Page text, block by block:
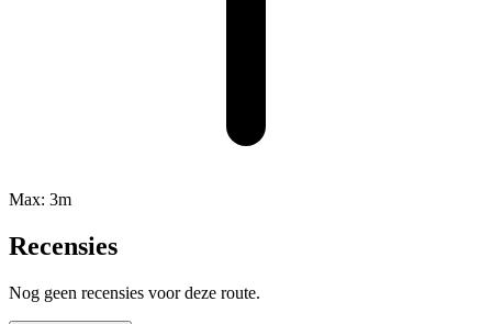
Max: 3m
Recensies
Nog geen recensies voor deze route.